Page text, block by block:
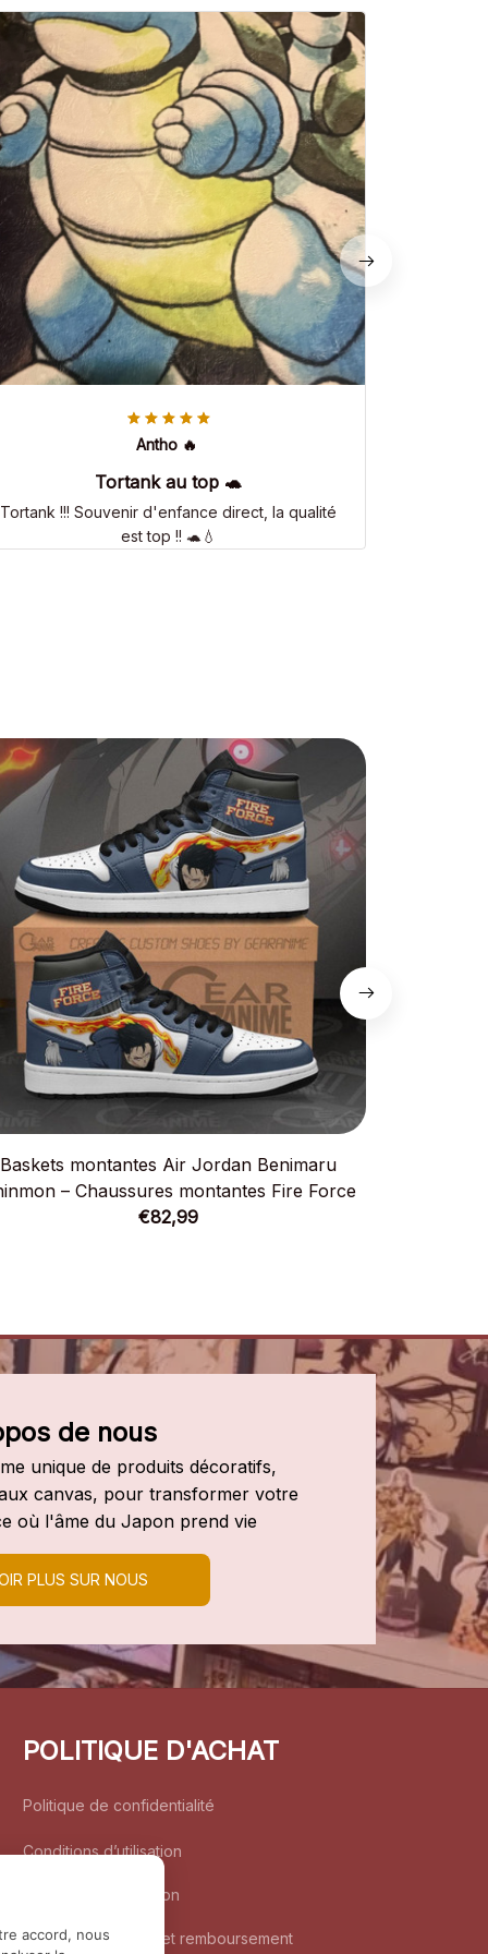
Antho 🔥
Tortank au top 🐢
Tortank !!! Souvenir d'enfance direct, la qualité
est top !! 🐢💧
Baskets montantes Air Jordan Benimaru
– Chaussures montantes Fire Force
€82,99
de nous
unique de produits décoratifs,
canvas, pour transformer votre
où l'âme du Japon prend vie
PLUS SUR NOUS
POLITIQUE D'ACHAT
Politique de confidentialité
Conditions d’utilisation
Politique d’expédition
Politique de retour et remboursement
accord, nous